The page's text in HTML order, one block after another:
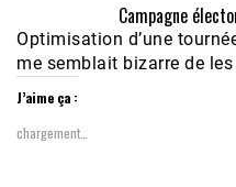
Campagne
Optimisation d’une
me semblait bizarre de
J’aime ça :
chargement…